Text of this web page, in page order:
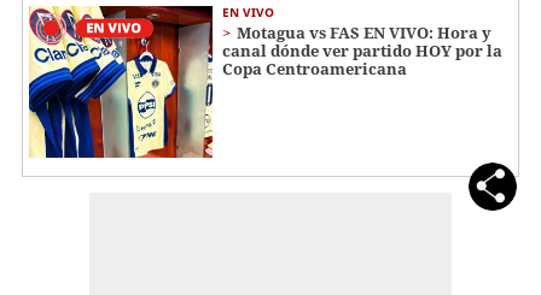
EN VIVO
Motagua vs FAS EN VIVO: Hora y
canal dónde ver partido HOY por la
Copa Centroamericana